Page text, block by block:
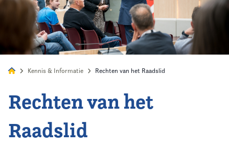
Home
Agenda
Kennis & Informatie Rechten van het Raadslid
Rechten van het
Raadslid